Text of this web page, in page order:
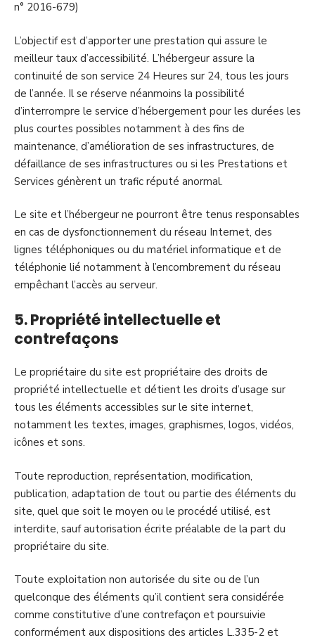
n° 2016-679)
L’objectif est d’apporter une prestation qui assure le
meilleur taux d’accessibilité. L’hébergeur assure la
continuité de son service 24 Heures sur 24, tous les jours
de l’année. Il se réserve néanmoins la possibilité
d’interrompre le service d’hébergement pour les durées les
plus courtes possibles notamment à des fins de
maintenance, d’amélioration de ses infrastructures, de
défaillance de ses infrastructures ou si les Prestations et
Services génèrent un trafic réputé anormal.
Le site et l’hébergeur ne pourront être tenus responsables
en cas de dysfonctionnement du réseau Internet, des
lignes téléphoniques ou du matériel informatique et de
téléphonie lié notamment à l’encombrement du réseau
empêchant l’accès au serveur.
5. Propriété intellectuelle et
contrefaçons
Le propriétaire du site est propriétaire des droits de
propriété intellectuelle et détient les droits d’usage sur
tous les éléments accessibles sur le site internet,
notamment les textes, images, graphismes, logos, vidéos,
icônes et sons.
Toute reproduction, représentation, modification,
publication, adaptation de tout ou partie des éléments du
site, quel que soit le moyen ou le procédé utilisé, est
interdite, sauf autorisation écrite préalable de la part du
propriétaire du site.
Toute exploitation non autorisée du site ou de l’un
quelconque des éléments qu’il contient sera considérée
comme constitutive d’une contrefaçon et poursuivie
conformément aux dispositions des articles L.335-2 et